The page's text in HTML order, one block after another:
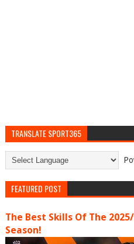
TRANSLATE SPORT365
FEATURED POST
The Best Skills Of The
Season!